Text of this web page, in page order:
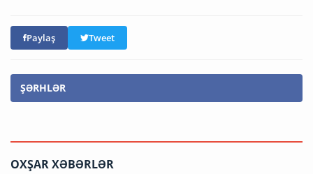
Paylaş Tweet
ŞƏRHLƏR
OXŞAR XƏBƏRLƏR